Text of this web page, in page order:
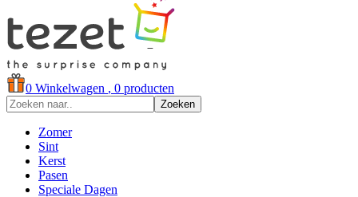
0 Winkelwagen , 0 producten
Zoeken
Zomer
Sint
Kerst
Pasen
Speciale Dagen